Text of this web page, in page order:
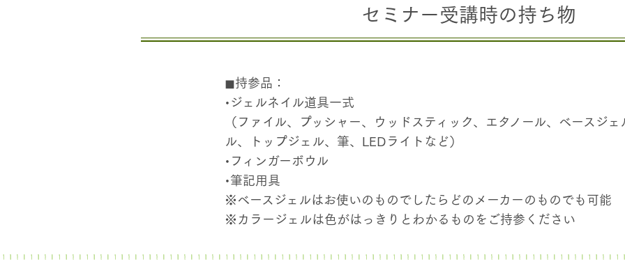
セミナー受講時の持ち物
◼︎持参品：
•ジェルネイル道具一式
（ファイル、プッシャー、ウッドスティック、エタノール、ベースジェ
ル、トップジェル、筆、LEDライトなど）
•フィンガーボウル
•筆記用具
※ベースジェルはお使いのものでしたらどのメーカーのものでも可能
※カラージェルは色がはっきりとわかるものをご持参ください